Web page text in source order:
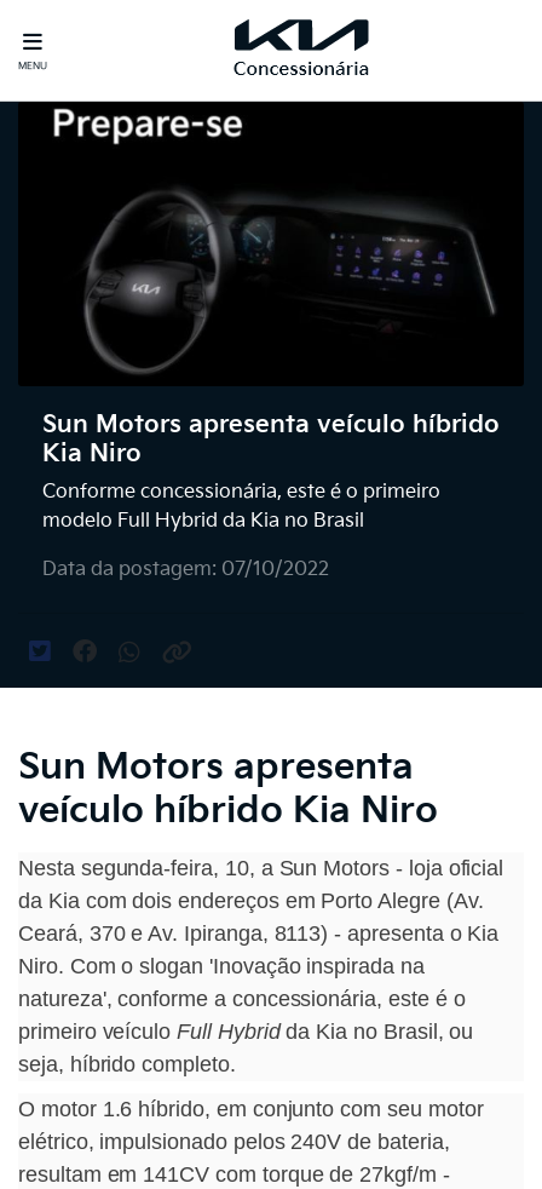
MENU
Sun Motors apresenta veículo híbrido
Kia Niro
Conforme concessionária, este é o primeiro
modelo Full Hybrid da Kia no Brasil
Data da postagem: 07/10/2022
Sun Motors apresenta
veículo híbrido Kia Niro
Nesta segunda-feira, 10, a Sun Motors - loja oficial
da Kia com dois endereços em Porto Alegre (Av.
Ceará, 370 e Av. Ipiranga, 8113) - apresenta o Kia
Niro. Com o slogan 'Inovação inspirada na
natureza', conforme a concessionária, este é o
primeiro veículoFull Hybridda Kia no Brasil, ou
seja, híbrido completo.
O motor 1.6 híbrido, em conjunto com seu motor
elétrico, impulsionado pelos 240V de bateria,
resultam em 141CV com torque de 27kgf/m -